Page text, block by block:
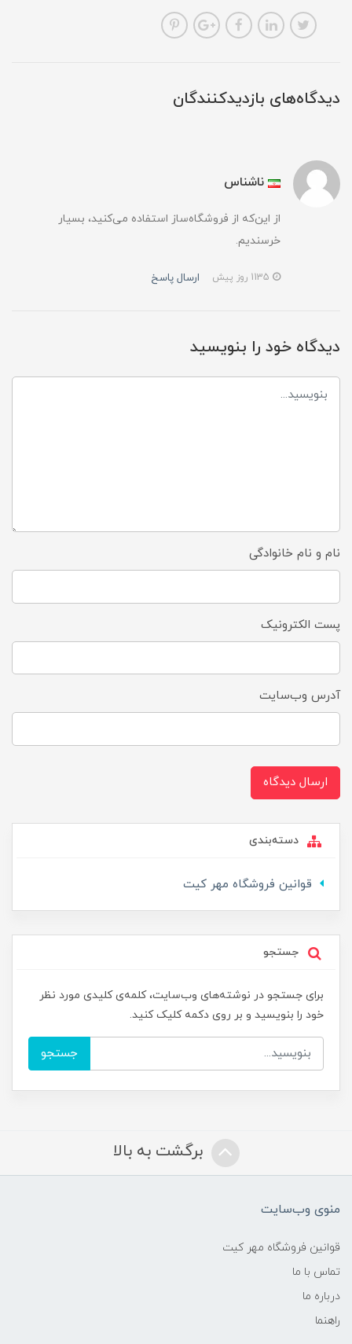
دیدگاه‌های بازدیدکنندگان
ناشناس
از این‌که از فروشگاه‌ساز استفاده می‌کنید، بسیار
خرسندیم.
ارسال پاسخ
دیدگاه خود را بنویسید
نام و نام خانوادگی
پست الکترونیک
آدرس وب‌سایت
ارسال دیدگاه
دسته‌بندی
قوانین فروشگاه مهر کیت
جستجو
برای جستجو در نوشته‌های وب‌سایت، کلمه‌ی کلیدی مورد نظر
خود را بنویسید و بر روی دکمه کلیک کنید.
جستجو
برگشت به بالا
منوی وب‌سایت
قوانین فروشگاه مهر کیت
تماس با ما
درباره ما
راهنما